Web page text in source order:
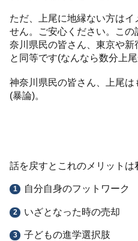
ただ、上尾に地縁ない方はイ
せん。ご安心ください。こ
奈川県民の皆さん、東京や
と同等です(なんなら数分上
神奈川県民の皆さん、上尾
(暴論)。
話を戻すとこれのメリットは
自分自身のフットワーク
いざとなった時の売却
子どもの進学選択肢